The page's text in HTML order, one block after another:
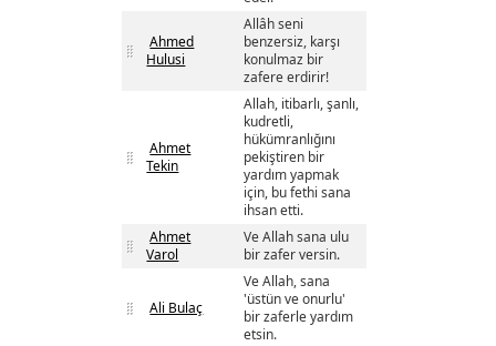
Ahmed
Hulusi
Allâh seni
benzersiz, karşı
konulmaz bir
zafere erdirir!
Ahmet
Tekin
Allah, itibarlı, şanlı,
kudretli,
hükümranlığını
pekiştiren bir
yardım yapmak
için, bu fethi sana
ihsan etti.
Ahmet
Varol
Ve Allah sana ulu
bir zafer versin.
Ali Bulaç
Ve Allah, sana
'üstün ve onurlu'
bir zaferle yardım
etsin.